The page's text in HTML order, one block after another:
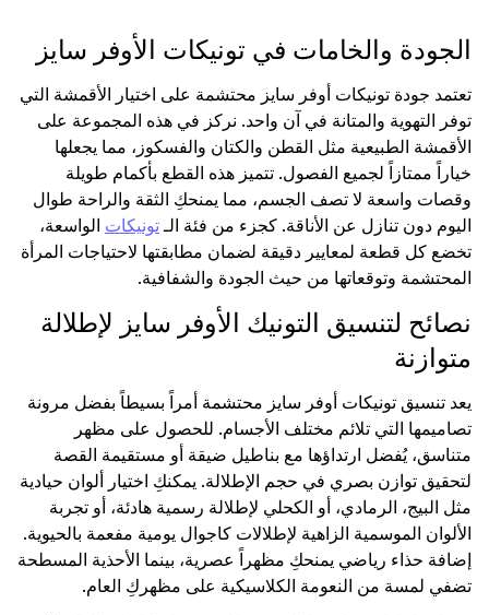
الجودة والخامات في تونيكات الأوفر سايز
تعتمد جودة تونيكات أوفر سايز محتشمة على اختيار الأقمشة التي
توفر التهوية والمتانة في آن واحد. نركز في هذه المجموعة على
الأقمشة الطبيعية مثل القطن والكتان والفسكوز، مما يجعلها
خياراً ممتازاً لجميع الفصول. تتميز هذه القطع بأكمام طويلة
وقصات واسعة لا تصف الجسم، مما يمنحكِ الثقة والراحة طوال
اليوم دون تنازل عن الأناقة. كجزء من فئة الـتونيكات الواسعة،
تخضع كل قطعة لمعايير دقيقة لضمان مطابقتها لاحتياجات المرأة
المحتشمة وتوقعاتها من حيث الجودة والشفافية.
نصائح لتنسيق التونيك الأوفر سايز لإطلالة
متوازنة
يعد تنسيق تونيكات أوفر سايز محتشمة أمراً بسيطاً بفضل مرونة
تصاميمها التي تلائم مختلف الأجسام. للحصول على مظهر
متناسق، يُفضل ارتداؤها مع بناطيل ضيقة أو مستقيمة القصة
لتحقيق توازن بصري في حجم الإطلالة. يمكنكِ اختيار ألوان حيادية
مثل البيج، الرمادي، أو الكحلي لإطلالة رسمية هادئة، أو تجربة
الألوان الموسمية الزاهية لإطلالات كاجوال يومية مفعمة بالحيوية.
إضافة حذاء رياضي يمنحكِ مظهراً عصرية، بينما الأحذية المسطحة
تضفي لمسة من النعومة الكلاسيكية على مظهركِ العام.